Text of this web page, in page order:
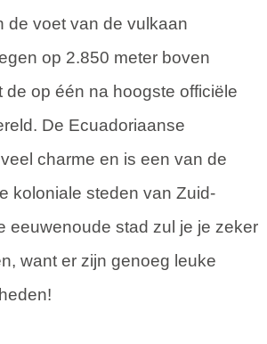
de voet van de vulkaan
op 2.850 meter boven
de op één na hoogste officiële
De Ecuadoriaanse
charme en is een van de
koloniale steden van Zuid-
eeuwenoude stad zul je je zeker
want er zijn genoeg leuke